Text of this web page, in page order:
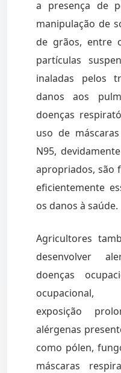
a presença de
manipulação de
de grãos, entre
partículas
inaladas pelos
danos aos
doenças
uso de
N95,
apropriados, são
eficientemente
os danos à saúde.
Agricultores
desenvolver
doenças
exposição
alérgenas
como pólen,
máscaras